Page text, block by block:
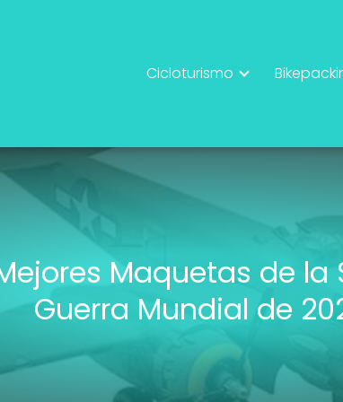
Cicloturismo
Maquetas de la
Guerra Mundial de